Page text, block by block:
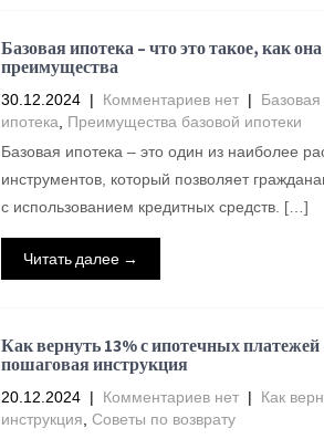
Базовая ипотека – что это такое, как она
преимущества
30.12.2024 | Комментариев нет | Базовая
ипотека
Преимущества базовой ипотеки
Базовая ипотека – это один из наиболее
инструментов, который позволяет
с использованием кредитных средств. […]
Читать далее →
Как вернуть 13% с ипотечных
пошаговая инструкция
20.12.2024 | Комментариев нет | Как
инструкция Советы по возврату